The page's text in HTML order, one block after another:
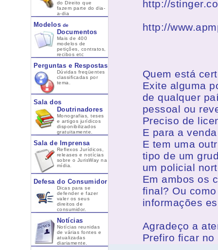
do Direito que
fazem parte do dia-
a-dia
Modelos de
Documentos
Mais de 400
modelos de
petições, contratos,
recibos etc
Perguntas e Respostas
Dúvidas freqüentes
classificadas por
tema.
Sala dos
Doutrinadores
Monografias, teses
e artigos jurídicos
disponibilizados
gratuitamente.
Sala de Imprensa
Reflexos Jurídicos,
releases e notícias
sobre o JurisWay na
mídia.
Defesa do Consumidor
Dicas para se
defender e fazer
valer os seus
direitos de
consumidor.
Notícias
Notícias reunidas
de várias fontes e
atualizadas
diariamente.
http://
http://
Quem está
Exite alguma
de qualquer
pessoal ou
Preciso de
E para a
E tem uma
tipo de um
um policial
Em ambos os
final? Ou
informações
Agradeço a
Prefiro ficar